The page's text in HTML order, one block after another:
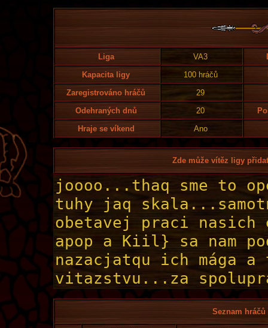
Liga VA3
Kapacita ligy
100 hráčů
Zaregistrováno hráčů
29
Odehraných dnů
20
Hraje se víkend
Ano
Zde může vítěz ligy
Seznam